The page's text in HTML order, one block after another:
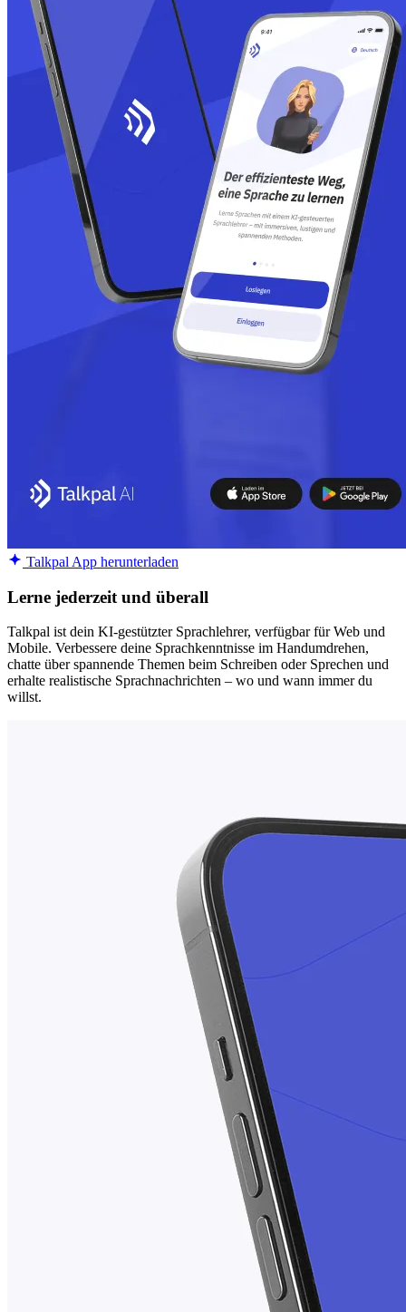
Talkpal App herunterladen
Lerne jederzeit und überall
Talkpal ist dein KI-gestützter Sprachlehrer, verfügbar für Web und
Mobile. Verbessere deine Sprachkenntnisse im Handumdrehen,
chatte über spannende Themen beim Schreiben oder Sprechen und
erhalte realistische Sprachnachrichten – wo und wann immer du
willst.